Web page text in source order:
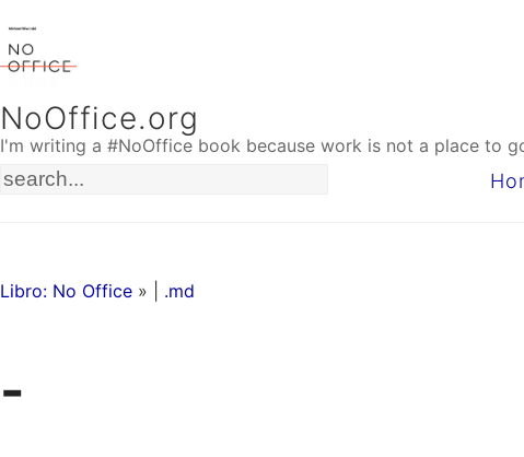
NoOffice.org
I'm writing a #NoOffice book because work is not a place to
Libro: No Office » | .md
-